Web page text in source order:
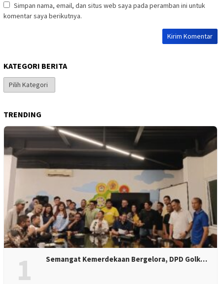
Simpan nama, email, dan situs web saya pada peramban ini untuk
komentar saya berikutnya.
KATEGORI BERITA
Kategori
Berita
TRENDING
1 Semangat Kemerdekaan Bergelora, DPD Golk…